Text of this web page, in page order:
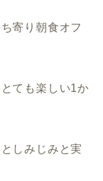
寄り朝食オフ
ても楽しい1か
しみじみと実